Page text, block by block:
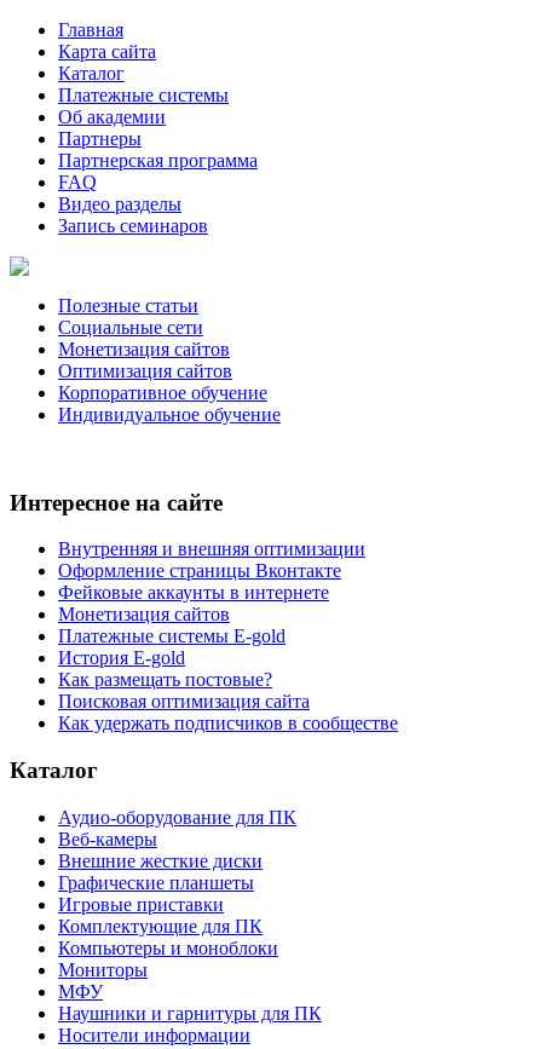
Главная
Карта сайта
Каталог
Платежные системы
Об академии
Партнеры
Партнерская программа
FAQ
Видео разделы
Запись семинаров
Полезные статьи
Социальные сети
Монетизация сайтов
Оптимизация сайтов
Корпоративное обучение
Индивидуальное обучение
Интересное на сайте
Внутренняя и внешняя оптимизации
Оформление страницы Вконтакте
Фейковые аккаунты в интернете
Монетизация сайтов
Платежные системы E-gold
История E-gold
Как размещать постовые?
Поисковая оптимизация сайта
Как удержать подписчиков в сообществе
Каталог
Аудио-оборудование для ПК
Веб-камеры
Внешние жесткие диски
Графические планшеты
Игровые приставки
Комплектующие для ПК
Компьютеры и моноблоки
Мониторы
МФУ
Наушники и гарнитуры для ПК
Носители информации